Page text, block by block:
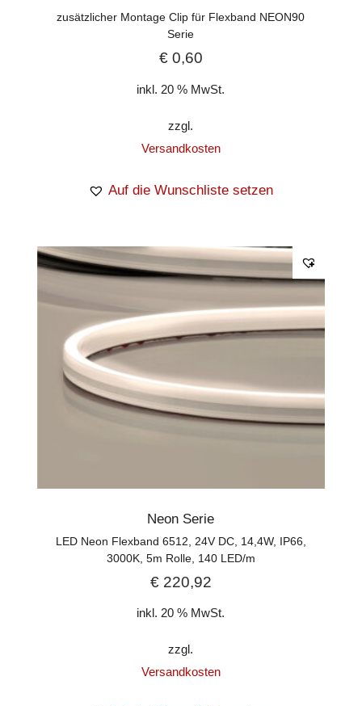
zusätzlicher Montage Clip für Flexband NEON90
Serie
€0,60
inkl. 20 % MwSt.
zzgl.
Versandkosten
Auf die Wunschliste setzen
Neon Serie
LED Neon Flexband 6512, 24V DC, 14,4W, IP66,
3000K, 5m Rolle, 140 LED/m
€220,92
inkl. 20 % MwSt.
zzgl.
Versandkosten